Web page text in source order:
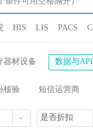
HIS LIS PACS
器材设备 数据与API
核验 短信运营商
是否折扣